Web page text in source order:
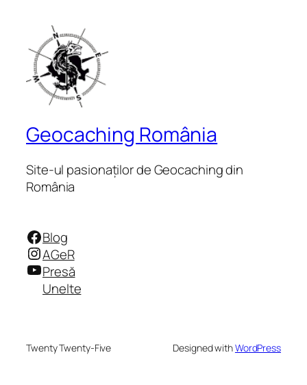
Geocaching România
Site-ul pasionaților de Geocaching din
România
Facebook
Instagram
YouTube
Blog
AGeR
Presă
Unelte
Twenty Twenty-Five Designed withWordPress